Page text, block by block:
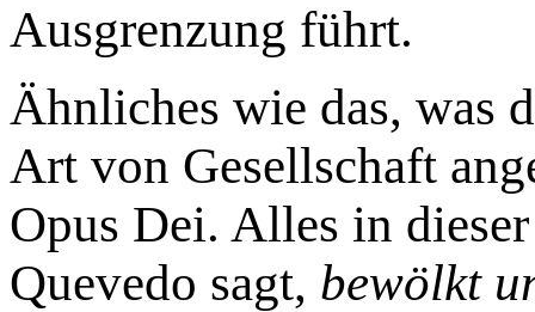
Ausgrenzung führt.
Ähnliches wie das, was
Art von Gesellschaft
Opus Dei. Alles in
Quevedo sagt, bewölkt